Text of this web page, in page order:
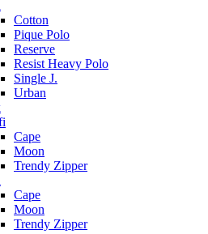
Cotton
Pique Polo
Reserve
Resist Heavy Polo
Single J.
Urban
Cape
Moon
Trendy Zipper
Cape
Moon
Trendy Zipper